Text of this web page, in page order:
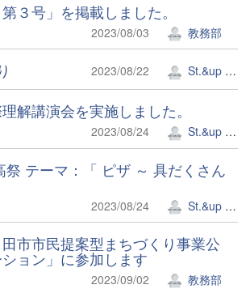
３号」を掲載しました。
2023/08/03 教務部
2023/08/22 St.&up Lab.
解講演会を実施しました。
2023/08/24 St.&up Lab.
祭 テーマ：「 ピザ ～ 具だくさん
2023/08/24 St.&up Lab.
田市市民提案型まちづくり事業公
ョン」に参加します
2023/09/02 教務部